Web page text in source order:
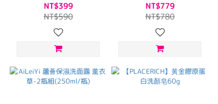
NT$399
NT$590
NT$779
NT$780